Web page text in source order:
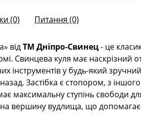
(0) Питання (0)
вiдТМ Дніпро-Свинец- це
Свинцева куля має наскрізний
інструментів у будь-який
Застібка є стопором, з
максимальну ступінь свободи
вершину вудлища, що допомагає